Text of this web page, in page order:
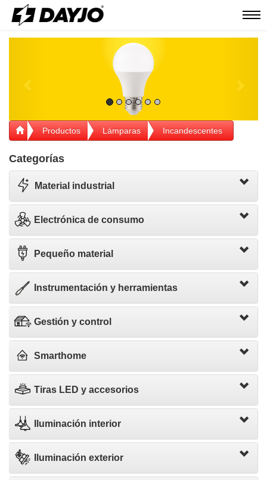
Productos Lámparas Incandescentes
Categorías
Material industrial
Electrónica de consumo
Pequeño material
Instrumentación y herramientas
Gestión y control
Smarthome
Tiras LED y accesorios
Iluminación interior
Iluminación exterior